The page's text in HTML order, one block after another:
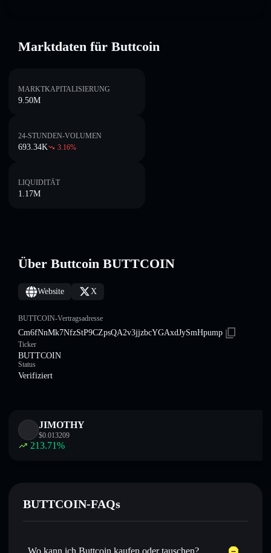
Marktdaten für Buttcoin
MARKTKAPITALISIERUNG
9.50M
24-STUNDEN-VOLUMEN
693.34K 3.16%
LIQUIDITÄT
1.17M
Über Buttcoin BUTTCOIN
Website X
BUTTCOIN-Vertragsadresse
Cm6fNnMk7NfzStP9CZpsQA2v3jjzbcYGAxdJySmHpump
Ticker
BUTTCOIN
Status
Verifiziert
JIMOTHY
$0.013209
213.71%
BUTTCOIN-FAQs
Wo kann ich Buttcoin kaufen oder tauschen?